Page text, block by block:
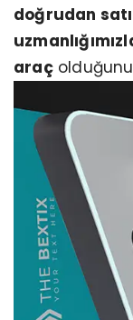
doğrudan
araç